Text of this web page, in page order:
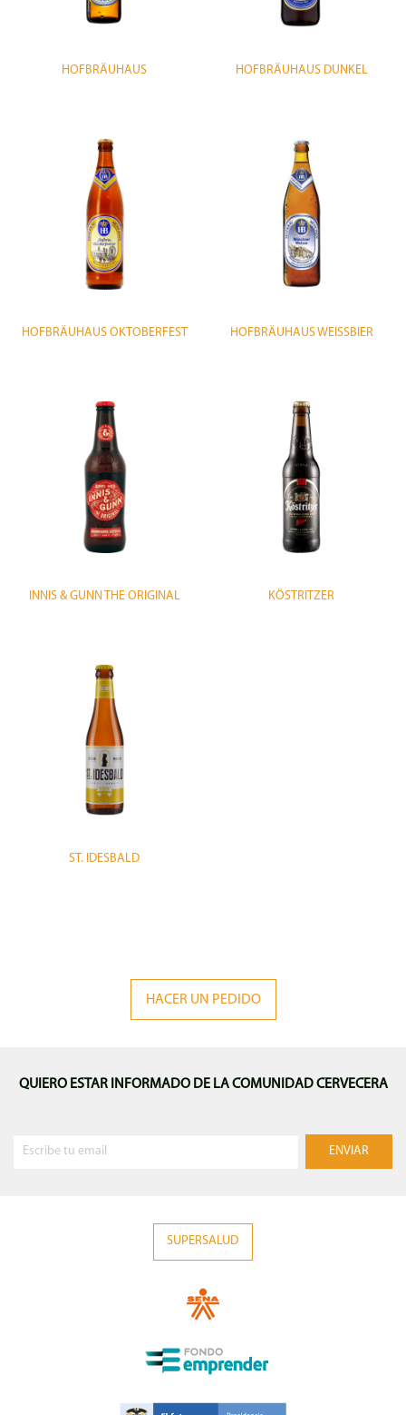
HOFBRÄUHAUS HOFBRÄUHAUS DUNKEL
HOFBRÄUHAUS OKTOBERFEST HOFBRÄUHAUS WEISSBIER
INNIS & GUNN THE ORIGINAL KÖSTRITZER
ST. IDESBALD
HACER UN PEDIDO
QUIERO ESTAR INFORMADO DE LA COMUNIDAD CERVECERA
SUPERSALUD